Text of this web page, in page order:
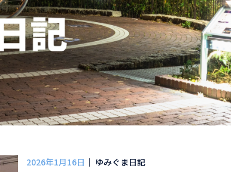
2026年1月16日 ｜ ゆみぐま日記